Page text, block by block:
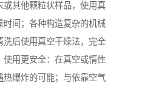
或其他颗粒状样品，使用真
时间；各种构造复杂的机械
后使用真空干燥法，完全
用更安全：在真空或惰性
爆炸的可能；与依靠空气